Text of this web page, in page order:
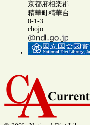
京都府相楽郡
精華町精華台
8-1-3
chojo